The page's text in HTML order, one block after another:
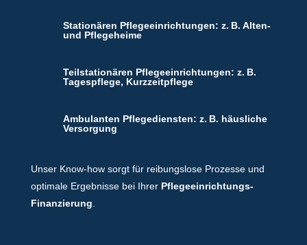
Stationären Pflegeeinrichtungen: z. B. Alten-
und Pflegeheime
Teilstationären Pflegeeinrichtungen: z. B.
Tagespflege, Kurzzeitpflege
Ambulanten Pflegediensten: z. B. häusliche
Versorgung
Unser Know-how sorgt für reibungslose Prozesse und
optimale Ergebnisse bei Ihrer Pflegeeinrichtungs-
Finanzierung